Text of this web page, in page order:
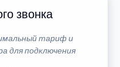
звонка
тариф и
для подключения